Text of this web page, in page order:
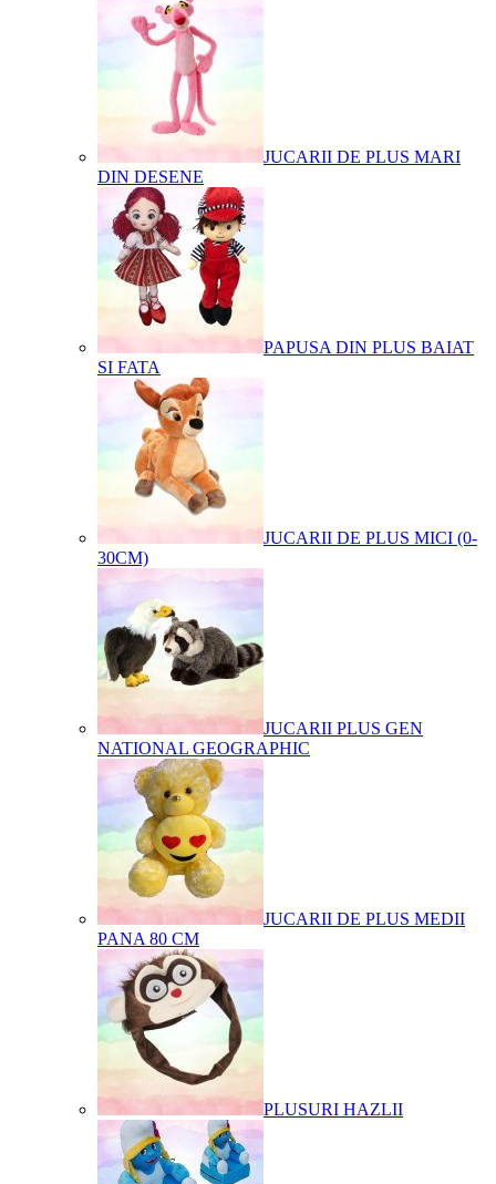
JUCARII DE PLUS MARI
DIN DESENE
PAPUSA DIN PLUS BAIAT
SI FATA
JUCARII DE PLUS MICI (0-
30CM)
JUCARII PLUS GEN
NATIONAL GEOGRAPHIC
JUCARII DE PLUS MEDII
PANA 80 CM
PLUSURI HAZLII